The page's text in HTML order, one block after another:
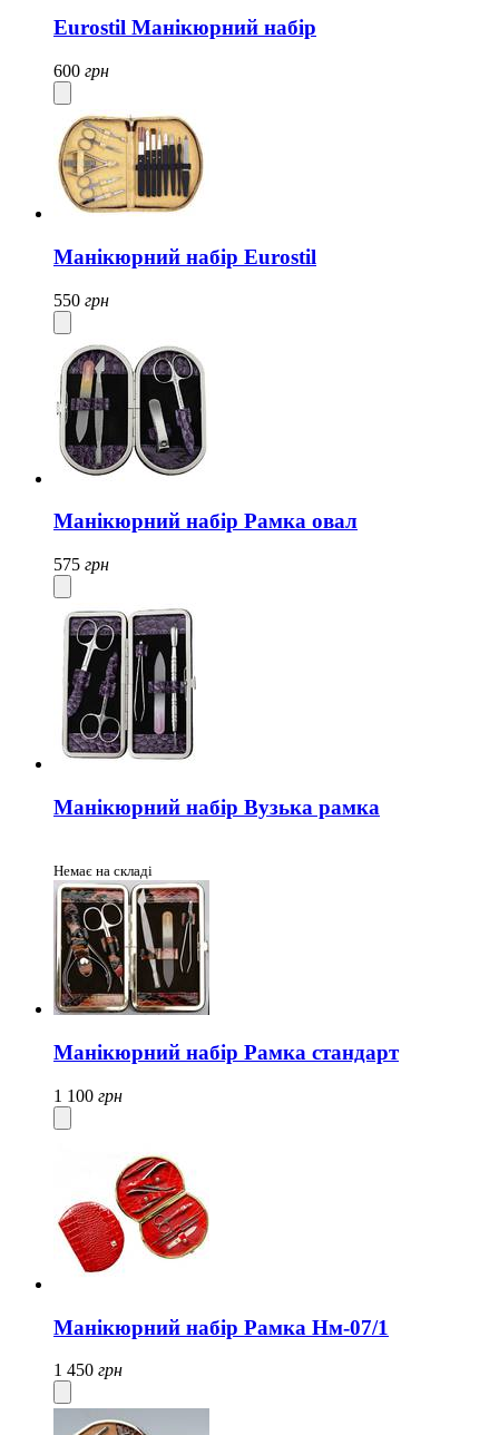
Eurostil Манікюрний набір
600 грн
Манікюрний набір Eurostil
550 грн
Манікюрний набір Рамка овал
575 грн
Манікюрний набір Вузька рамка
Немає на складі
Манікюрний набір Рамка стандарт
1 100 грн
Манікюрний набір Рамка Нм-07/1
1 450 грн